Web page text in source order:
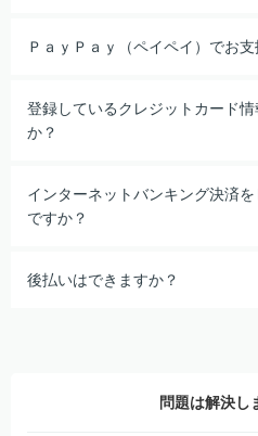
ＰａｙＰａｙ（ペイペイ）でお
登録しているクレジットカード
か？
インターネットバンキング決済
ですか？
後払いはできますか？
問題は解決し